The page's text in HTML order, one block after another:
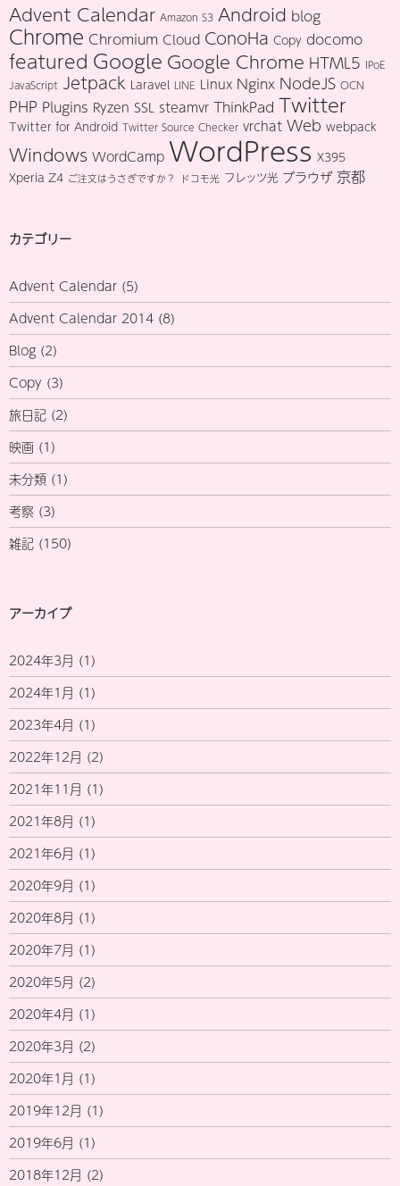
Advent Calendar Amazon S3 Android blog
Chrome Chromium Cloud ConoHa Copy docomo
featured Google Google Chrome HTML5 IPoE
JavaScript Jetpack Laravel LINE Linux Nginx NodeJS OCN
PHP Plugins Ryzen SSL steamvr ThinkPad Twitter
Twitter for Android Twitter Source Checker vrchat Web webpack
Windows WordCamp WordPress X395
Xperia Z4 ご注文はうさぎですか？ ドコモ光 フレッツ光 ブラウザ 京都
カテゴリー
Advent Calendar (5)
Advent Calendar 2014 (8)
Blog (2)
Copy (3)
旅日記 (2)
映画 (1)
未分類 (1)
考察 (3)
雑記 (150)
アーカイブ
2024年3月 (1)
2024年1月 (1)
2023年4月 (1)
2022年12月 (2)
2021年11月 (1)
2021年8月 (1)
2021年6月 (1)
2020年9月 (1)
2020年8月 (1)
2020年7月 (1)
2020年5月 (2)
2020年4月 (1)
2020年3月 (2)
2020年1月 (1)
2019年12月 (1)
2019年6月 (1)
2018年12月 (2)